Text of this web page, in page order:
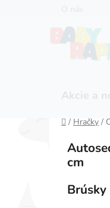
Domov
/ Hračky /
Preskočiť
kategórie
cm